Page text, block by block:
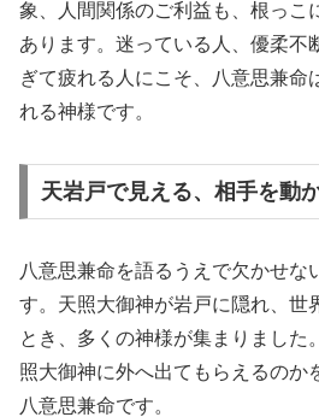
象、人間関係のご利益も、根っこ
あります。迷っている人、優柔不
ぎて疲れる人にこそ、八意思兼命
れる神様です。
天岩戸で見える、相手を動
八意思兼命を語るうえで欠かせな
す。天照大御神が岩戸に隠れ、世
とき、多くの神様が集まりました
照大御神に外へ出てもらえるのか
八意思兼命です。